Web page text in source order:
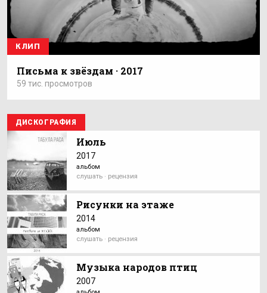
КЛИП
Письма к звёздам · 2017
59 тис. просмотров
ДИСКОГРАФИЯ
Июль
2017
альбом
слушать · рецензия
Рисунки на этаже
2014
альбом
слушать · рецензия
Музыка народов птиц
2007